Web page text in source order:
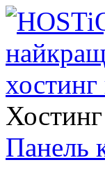
Панель